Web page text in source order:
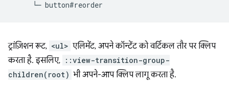
ट्रांज़िशन रूट, <ul> एलिमेंट, अपने कॉन्टेंट को वर्टिकल तौर पर क्लिप
करता है. इसलिए, ::view-transition-group-
children(root) भी अपने-आप क्लिप लागू करता है.